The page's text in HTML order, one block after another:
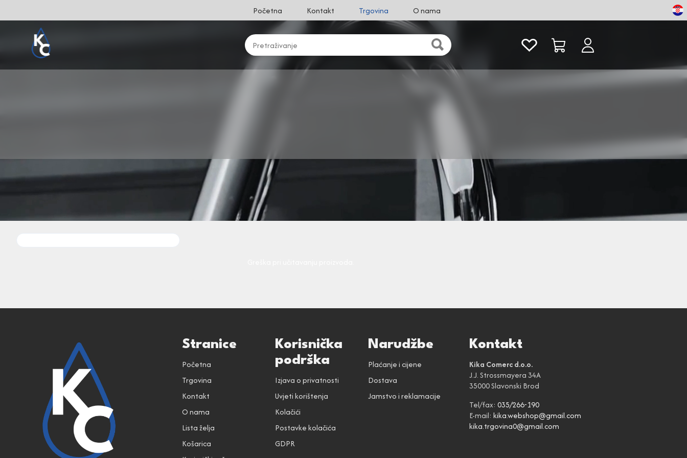
Početna Kontakt Trgovina O nama
Stranice
Početna
Trgovina
Kontakt
O nama
Lista želja
Košarica
Korisnička
podrška
Izjava o privatnosti
Uvjeti korištenja
Kolačići
Postavke kolačića
GDPR
Narudžbe
Plaćanje i cijene
Dostava
Jamstvo i reklamacije
Kontakt
Kika Comerc d.o.o.
J.J. Strossmayera 34A
35000 Slavonski Brod
Tel/fax: 035/266-190
E-mail: kika.webshop@gmail.com
kika.trgovina0@gmail.com